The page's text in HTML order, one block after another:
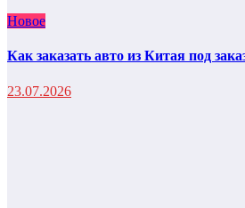
Новое
Как заказать авто из Китая под
23.07.2026